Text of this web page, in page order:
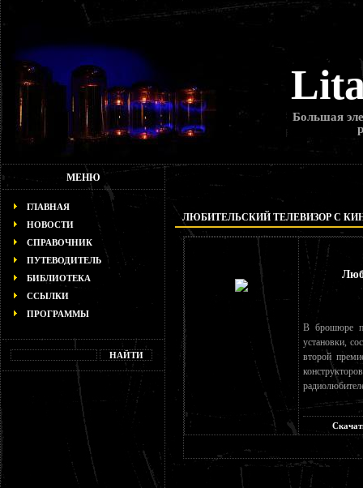
Большая
МЕНЮ
ГЛАВНАЯ
НОВОСТИ
СПРАВОЧНИК
ПУТЕВОДИТЕЛЬ
БИБЛИОТЕКА
ССЫЛКИ
ПРОГРАММЫ
ЛЮБИТЕЛЬСКИЙ ТЕЛЕВИЗОР С
В брошюре
установки,
второй